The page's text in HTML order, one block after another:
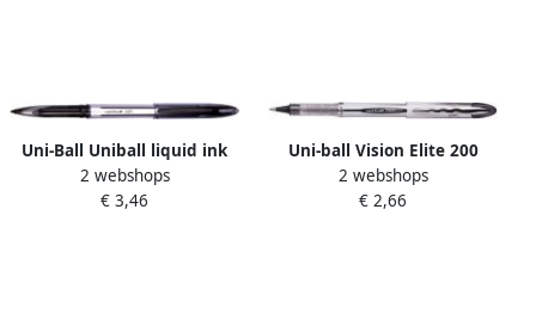
Uni-Ball Uniball liquid ink
roller Air zwart
2 webshops
€ 3,46
Uni-ball Vision Elite 200
roller schrijfbreedte 0 6 mm
punt 0 8 mm zwart
2 webshops
€ 2,66